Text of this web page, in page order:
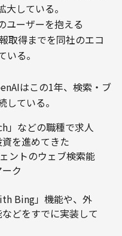
している。
ユーザーを抱える
取得までを同社のエコ
る。
はこの1年、検索・ブ
ている。
」などの職種で求人
を進めてきた
ントのウェブ検索能
ク
Bing」機能や、外
どをすでに実装して